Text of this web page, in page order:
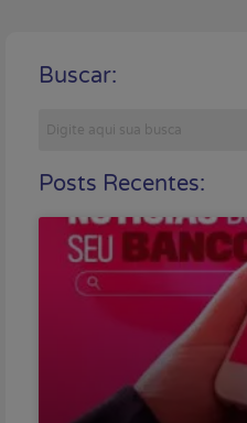
Buscar:
Posts Recentes: